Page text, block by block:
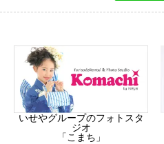
いせやグループのフォトスタ
ジオ
「こまち」